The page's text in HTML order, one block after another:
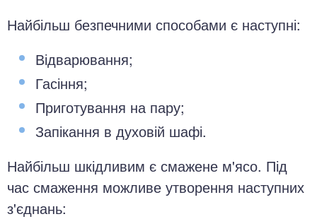
Найбільш безпечними способами є наступні:
Відварювання;
Гасіння;
Приготування на пару;
Запікання в духовій шафі.
Найбільш шкідливим є смажене м'ясо. Під
час смаження можливе утворення наступних
з'єднань: